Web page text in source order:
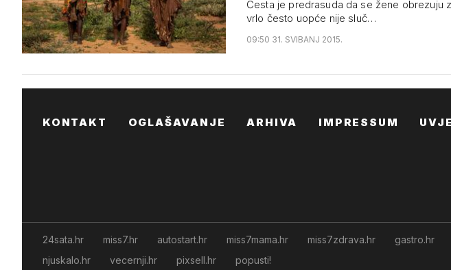
Česta je predrasuda da se žene obrezuju
vrlo često uopće nije sluč…
09:50 31. SVIBANJ 2015.
KONTAKT OGLAŠAVANJE ARHIVA IMPRESSUM
24sata.hr miss7.hr autostart.hr miss7mama.hr miss7zdrava.hr gastro.hr
njuskalo.hr
vecernji.hr pixsell.hr popusti!